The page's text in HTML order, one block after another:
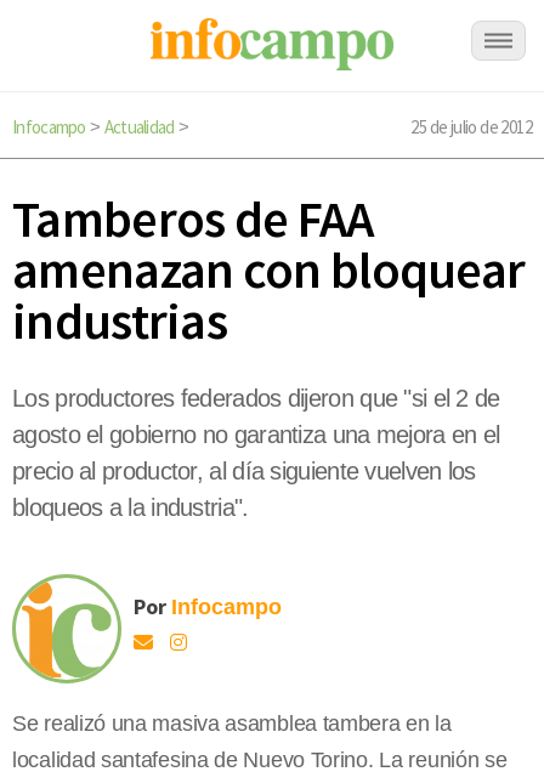
Infocampo > Actualidad > 25 de julio de 2012
Tamberos de FAA
amenazan con bloquear
industrias
Los productores federados dijeron que "si el 2 de
agosto el gobierno no garantiza una mejora en el
precio al productor, al día siguiente vuelven los
bloqueos a la industria".
Por Infocampo
Se realizó una masiva asamblea tambera en la
localidad santafesina de Nuevo Torino. La reunión se